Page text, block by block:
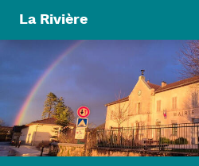
La Rivière